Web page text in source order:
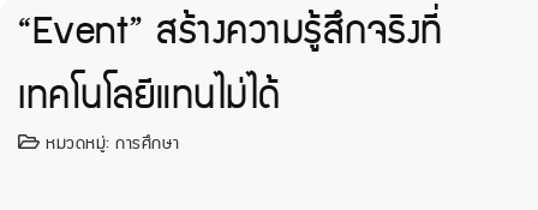
“Event” สร้างความรู้สึกจริงที่
เทคโนโลยีแทนไม่ได้
หมวดหมู่: การศึกษา